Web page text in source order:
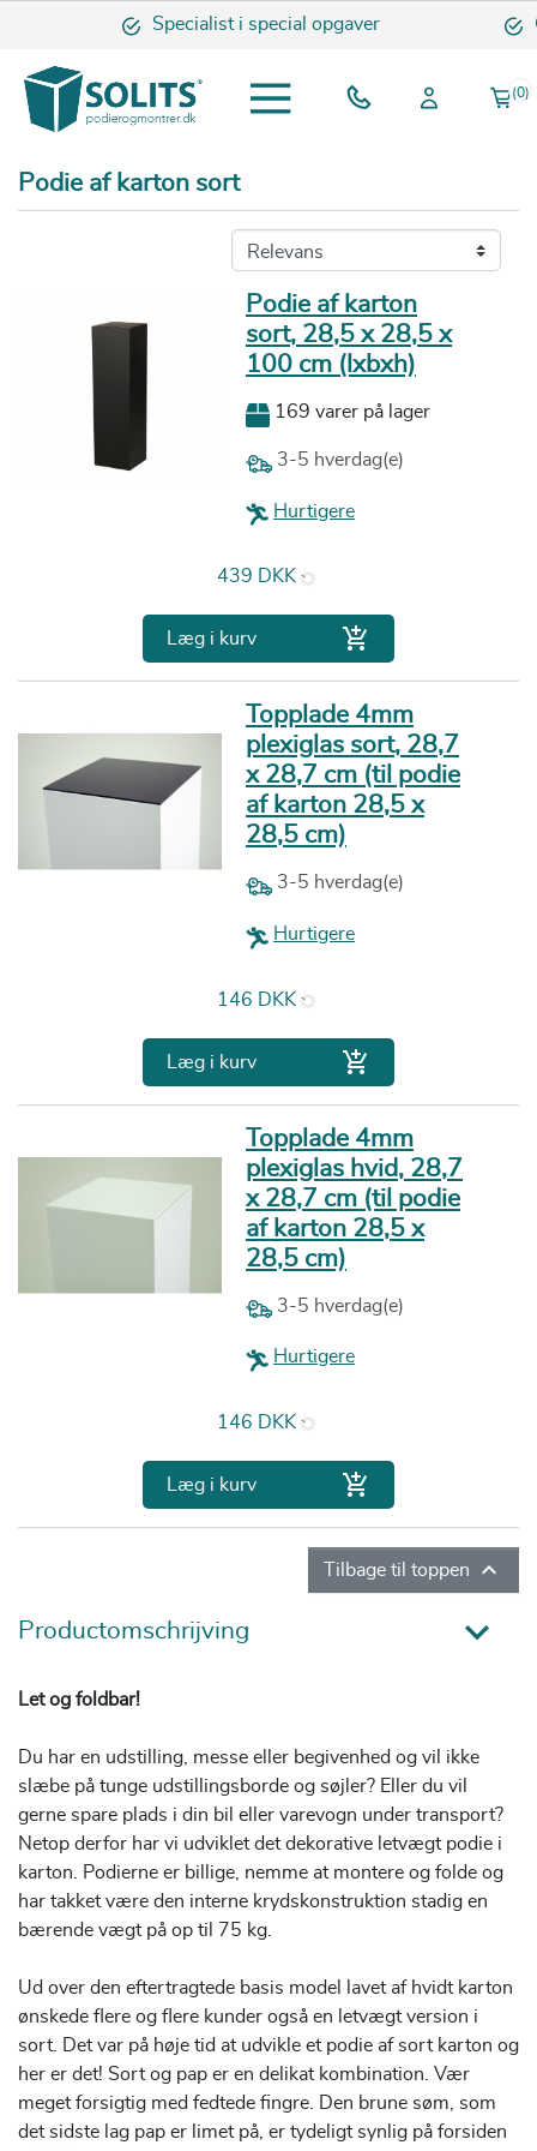
Specialist i special opgaver
(0)
Podie af karton sort
Productomschrijving
Let og foldbar!
Du har en udstilling, messe eller begivenhed og vil ikke
slæbe på tunge udstillingsborde og søjler? Eller du vil
gerne spare plads i din bil eller varevogn under transport?
Netop derfor har vi udviklet det dekorative letvægt podie i
karton. Podierne er billige, nemme at montere og folde og
har takket være den interne krydskonstruktion stadig en
bærende vægt på op til 75 kg.
Ud over den eftertragtede basis model lavet af hvidt karton
ønskede flere og flere kunder også en letvægt version i
sort. Det var på høje tid at udvikle et podie af sort karton og
her er det! Sort og pap er en delikat kombination. Vær
meget forsigtig med fedtede fingre. Den brune søm, som
det sidste lag pap er limet på, er tydeligt synlig på forsiden
Podie af karton
sort, 28,5 x 28,5 x
100 cm (lxbxh)
169 varer på lager
3-5 hverdag(e)
Hurtigere
Pris
439 DKK
Læg i kurv 
Topplade 4mm
plexiglas sort, 28,7
x 28,7 cm (til podie
af karton 28,5 x
28,5 cm)
3-5 hverdag(e)
Hurtigere
Pris
146 DKK
Læg i kurv 
Topplade 4mm
plexiglas hvid, 28,7
x 28,7 cm (til podie
af karton 28,5 x
28,5 cm)
3-5 hverdag(e)
Hurtigere
Pris
146 DKK
Læg i kurv 
Tilbage til toppen 